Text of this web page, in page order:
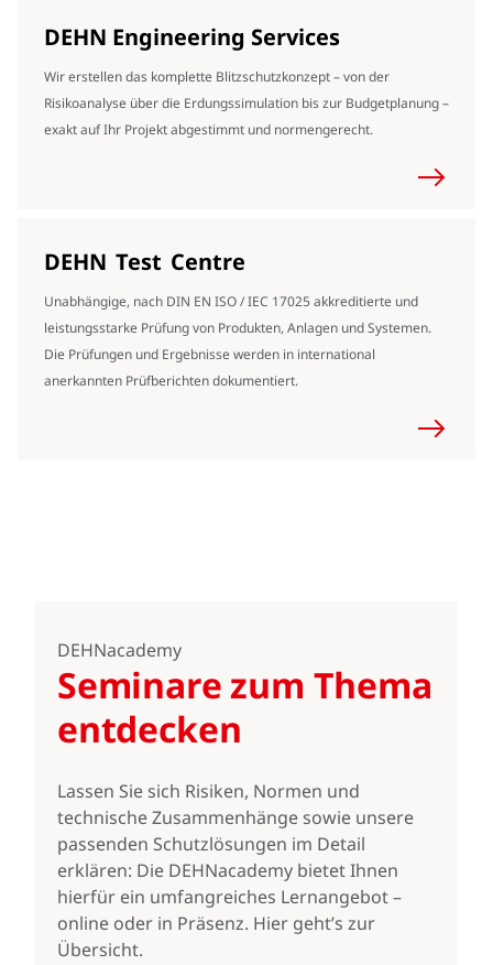
DEHN Engineering Services
Wir erstellen das komplette Blitzschutzkonzept – von der
Risikoanalyse über die Erdungssimulation bis zur Budgetplanung –
exakt auf Ihr Projekt abgestimmt und normengerecht.
DEHN Test Centre
Unabhängige, nach DIN EN ISO / IEC 17025 akkreditierte und
leistungsstarke Prüfung von Produkten, Anlagen und Systemen.
Die Prüfungen und Ergebnisse werden in international
anerkannten Prüfberichten dokumentiert.
DEHNacademy
Seminare zum Thema
entdecken
Lassen Sie sich Risiken, Normen und
technische Zusammenhänge sowie unsere
passenden Schutzlösungen im Detail
erklären: Die DEHNacademy bietet Ihnen
hierfür ein umfangreiches Lernangebot –
online oder in Präsenz. Hier geht’s zur
Übersicht.